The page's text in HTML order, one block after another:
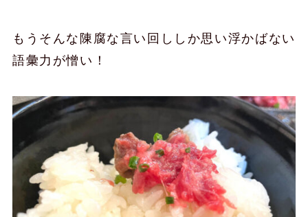
もうそんな陳腐な言い回ししか思い浮かばない
語彙力が憎い！